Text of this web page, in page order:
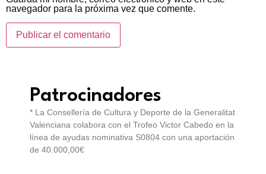
navegador para la próxima vez que comente.
Patrocinadores
* La Consellería de Cultura y Deporte de la Generalitat
Valenciana colabora con el Trofeo Victor Cabedo en la
línea de ayudas nominativa S0804 con una aportación
de 40.000,00€